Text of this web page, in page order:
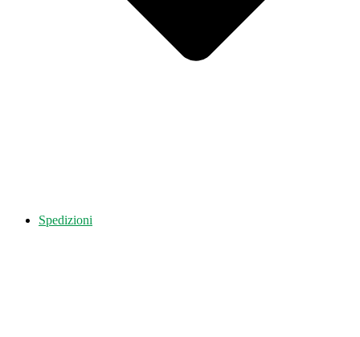
Spedizioni